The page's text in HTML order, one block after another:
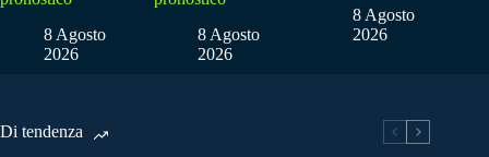
8 Agosto
2026
8 Agosto
2026
8 Agosto
2026
Di tendenza